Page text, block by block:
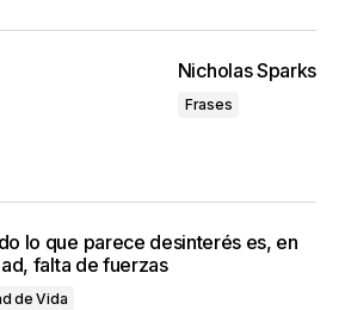
Nicholas Sparks
Frases
lo que parece desinterés es, en
falta de fuerzas
de Vida